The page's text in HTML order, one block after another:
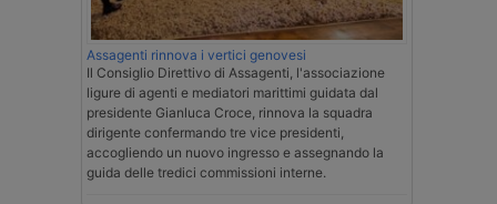
Assagenti rinnova i vertici genovesi
Il Consiglio Direttivo di Assagenti, l'associazione
ligure di agenti e mediatori marittimi guidata dal
presidente Gianluca Croce, rinnova la squadra
dirigente confermando tre vice presidenti,
accogliendo un nuovo ingresso e assegnando la
guida delle tredici commissioni interne.